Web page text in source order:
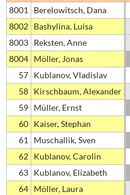
8001
Berelowitsch, Dana
8002 Bashylina, Luisa
8003 Reksten, Anne
8004 Möller, Jonas
57 Kublanov, Vladislav
58 Kirschbaum, Alexander
59 Müller, Ernst
60 Kaiser, Stephan
61
Muschallik, Sven
62 Kublanov, Carolin
63 Kublanov, Elizabeth
64 Möller, Laura